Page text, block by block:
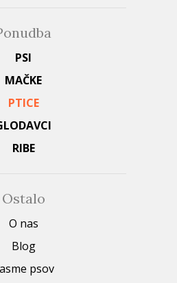
PSI
MAČKE
PTICE
RIBE
Ostalo
O nas
Blog
psov